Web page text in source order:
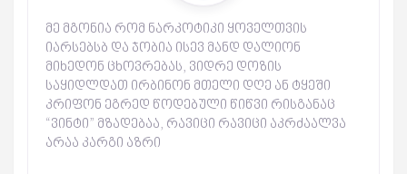
მე მგონია რომ ნარკოტიკი ყოველთვის
იარსებსბ და ჯობია ისევ მანდ დალიონ
მიხედონ ცხოვრებას, ვიდრე დოზის
საყიდლდათ ირბინონ მთელი დღე ან ტყეში
კრიფონ ეგრედ წოდებული წიწვი რისგანაც
“ვინტი” მზადებაა, რავიცი რავიცი აკრძაალვა
არაა კარგი აზრი